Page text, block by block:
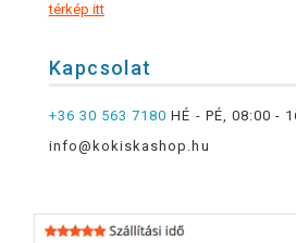
térkép itt
Kapcsolat
+36 30 563 7180 HÉ - PÉ, 08:00 -
info@kokiskashop.hu